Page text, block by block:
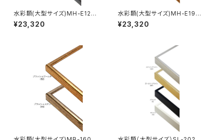
水彩額(大型サイズ)MH-E12J
特全判 780×1050ミリ
¥23,320
水彩額(大型サイズ)MH-E19J
特全判 780×1050ミリ
¥23,320